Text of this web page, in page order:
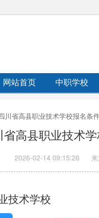
网站首页 中职学校
川省高县职业技术学校报名条
省高县职业技术
2026-02-14 09:15:26
技术学校